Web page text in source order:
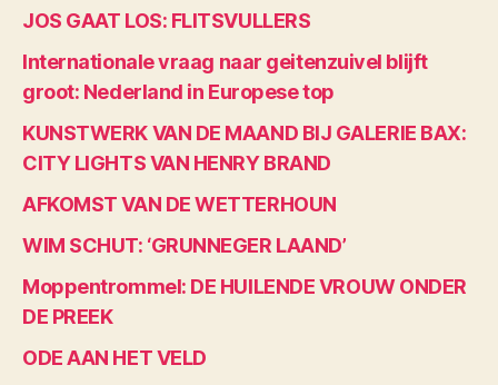
JOS GAAT LOS: FLITSVULLERS
Internationale vraag naar geitenzuivel blijft
groot: Nederland in Europese top
KUNSTWERK VAN DE MAAND BIJ GALERIE BAX:
CITY LIGHTS VAN HENRY BRAND
AFKOMST VAN DE WETTERHOUN
WIM SCHUT: ‘GRUNNEGER LAAND’
Moppentrommel: DE HUILENDE VROUW ONDER
DE PREEK
ODE AAN HET VELD